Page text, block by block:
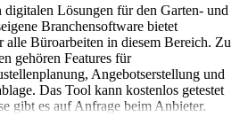
Lösungen für den Garten- und
Branchensoftware bietet
Büroarbeiten in diesem Bereich. Zu
gehören Features für
Angebotserstellung und
Das Tool kann kostenlos getestet
gibt es auf Anfrage beim Anbieter.